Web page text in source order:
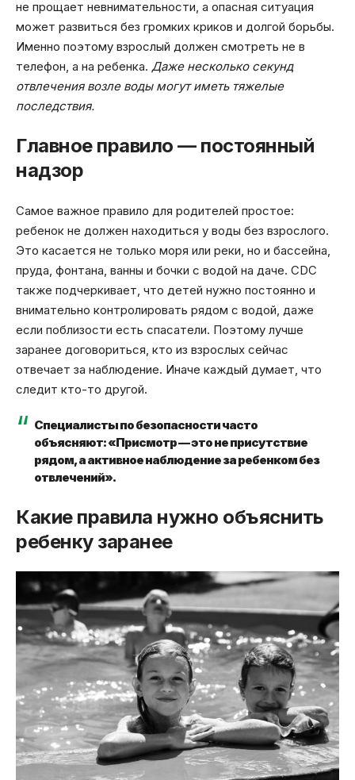
не прощает невнимательности, а опасная ситуация
может развиться без громких криков и долгой борьбы.
Именно поэтому взрослый должен смотреть не в
телефон, а на ребенка. Даже несколько секунд
отвлечения возле воды могут иметь тяжелые
последствия.
Главное правило — постоянный
надзор
Самое важное правило для родителей простое:
ребенок не должен находиться у воды без взрослого.
Это касается не только моря или реки, но и бассейна,
пруда, фонтана, ванны и бочки с водой на даче. CDC
также подчеркивает, что детей нужно постоянно и
внимательно контролировать рядом с водой, даже
если поблизости есть спасатели. Поэтому лучше
заранее договориться, кто из взрослых сейчас
отвечает за наблюдение. Иначе каждый думает, что
следит кто-то другой.
Специалисты по безопасности часто
объясняют: «Присмотр — это не присутствие
рядом, а активное наблюдение за ребенком без
отвлечений».
Какие правила нужно объяснить
ребенку заранее